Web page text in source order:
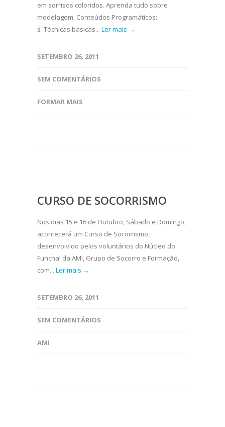
em sorrisos coloridos. Aprenda tudo sobre
modelagem. Conteúdos Programáticos:
§ Técnicas básicas... Ler mais →
SETEMBRO 26, 2011
SEM COMENTÁRIOS
FORMAR MAIS
CURSO DE SOCORRISMO
Nos dias 15 e 16 de Outubro, Sábado e Domingo,
acontecerá um Curso de Socorrismo,
desenvolvido pelos voluntários do Núcleo do
Funchal da AMI, Grupo de Socorro e Formação,
com... Ler mais →
SETEMBRO 26, 2011
SEM COMENTÁRIOS
AMI